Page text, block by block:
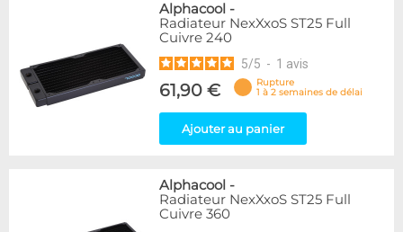
Alphacool -
Radiateur NexXxoS ST25 Full
Cuivre 240
5/5 - 1 avis
61,90 €
Rupture
1 à 2 semaines de délai
Ajouter au panier
Alphacool -
Radiateur NexXxoS ST25 Full
Cuivre 360